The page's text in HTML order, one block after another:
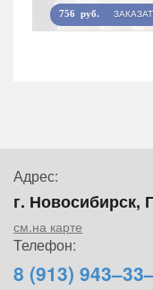
756 руб.
Адрес:
г. Новосибирск,
см.на карте
Телефон:
8 (913)